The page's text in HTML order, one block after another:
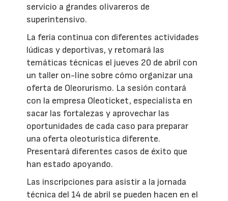
servicio a grandes olivareros de
superintensivo.
La feria continua con diferentes actividades
lúdicas y deportivas, y retomará las
temáticas técnicas el jueves 20 de abril con
un taller on-line sobre cómo organizar una
oferta de Oleorurismo. La sesión contará
con la empresa Oleoticket, especialista en
sacar las fortalezas y aprovechar las
oportunidades de cada caso para preparar
una oferta oleoturística diferente.
Presentará diferentes casos de éxito que
han estado apoyando.
Las inscripciones para asistir a la jornada
técnica del 14 de abril se pueden hacen en el